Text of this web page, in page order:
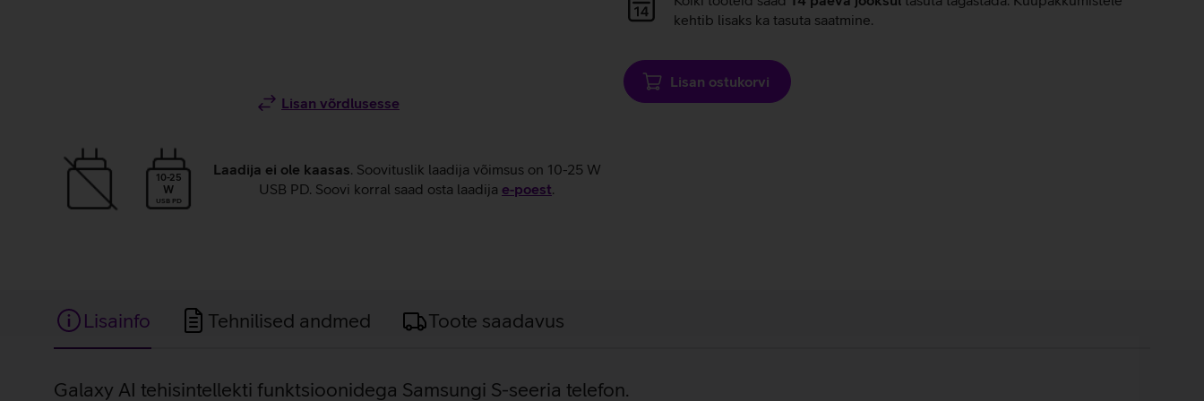
Lisan võrdlusesse
10-25
W
USB PD
Laadija ei ole kaasas. Soovituslik laadija võimsus on 10-25 W
USB PD. Soovi korral saad osta laadija e‑poest.
laadiminekehtib lisaks ka tasuta saatmine.
Lisan ostukorvi
Lisainfo Tehnilised andmed Toote saadavus
Galaxy AI tehisintellekti funktsioonidega Samsungi S-seeria telefon.